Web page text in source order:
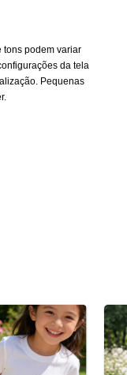
tons podem variar
da tela
Pequenas